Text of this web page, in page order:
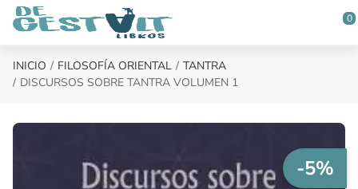
Saltar al contenido principal
0
INICIO FILOSOFÍA ORIENTAL
TANTRA
DISCURSOS SOBRE TANTRA VOLUMEN 1
-5%